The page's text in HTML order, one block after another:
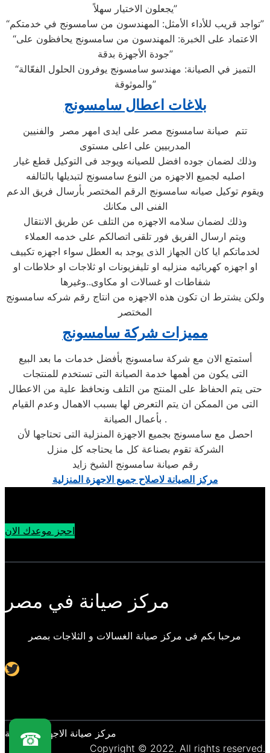
يجعلون الاختيار سهلاً”
“تواجد قريب للأداء الأمثل: المهندسون من سامسونج في خدمتكم”
“الاعتماد على الخبرة: المهندسون من سامسونج يحافظون على
جودة الأجهزة بدقة”
“التميز في الصيانة: مهندسو سامسونج يوفرون الحلول الفعّالة
والموثوقة”
بلاغات اعطال سامسونج
تتم صيانة سامسونج مصر على ايدى امهر مصر والفنيين
المدربيين على اعلى مستوى
وذلك لضمان جوده افضل للصيانه ويوجد فى التوكيل قطع غيار
اصليه لجميع الاجهزه من النوع سامسونج لتبديلها بالتالفه
ويقوم توكيل صيانه سامسونج الرقم المختصر بأرسال فريق الدعم
الفنى الى مكانك
وذلك لضمان سلامه الاجهزه من التلف عن طريق الانتقال
ويتم ارسال الفريق فور تلقى اتصالكم على خدمه العملاء
لخدماتكم ايا كان الجهاز الذى يوجد به العطل سواء اجهزه تكييف
او اجهزه كهربائيه منزليه او تليفزيونات او ثلاجات او خلاطات او
شفاطات او غسالات او مكاوى..وغيرها
ولكن يشترط ان تكون هذه الاجهزه من انتاج رقم شركه سامسونج
المختصر
مميزات شركة سامسونج
أستمتع الان مع شركة سامسونج بأفضل خدمات ما بعد البيع
التى يكون من أهمها خدمة الصيانة التى تستخدم للمنتجات
حتى يتم الحفاظ على المنتج من التلف ونحافظ علية من الاعطال
التى من الممكن ان يتم التعرض لها بسبب الاهمال وعدم القيام
بأعمال الصيانة .
احصل مع سامسونج بجميع الاجهزة المنزلية التى تحتاجها لأن
الشركة تقوم بصناعة كل ما يحتاجه كل منزل
رقم صيانة سامسونج الشيخ زايد
مركز الصيانة لاصلاح جميع الاجهزة المنزلية
احجز موعدك الان
مركز صيانة في مصر
مرحبا بكم فى مركز صيانة الغسالات و الثلاجات بمصر
Twitter
مركز صيانة الاجهزة المنزلية
Copyright © 2022. All rights reserved.
☎